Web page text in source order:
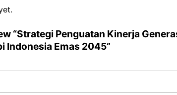
“Strategi Penguatan Kinerja
Indonesia Emas 2045”